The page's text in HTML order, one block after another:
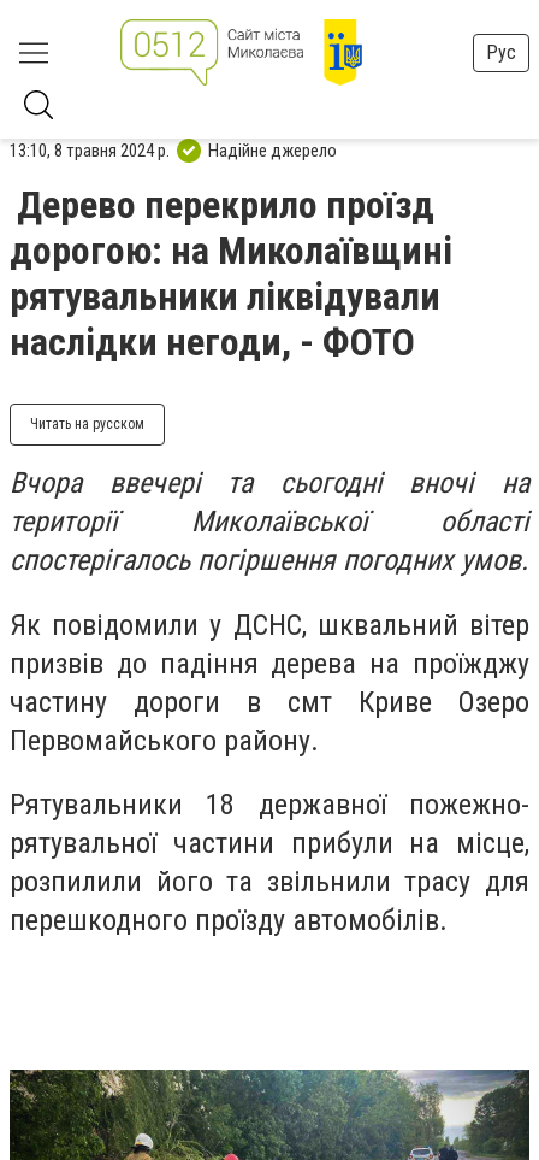
Рус
13:10, 8 травня 2024 р. Надійне джерело
Дерево перекрило проїзд
дорогою: на Миколаївщині
рятувальники ліквідували
наслідки негоди, - ФОТО
Читать на русском
Вчора ввечері та сьогодні вночі на
території Миколаївської області
спостерігалось погіршення погодних умов.
Як повідомили у ДСНС, шквальний вітер
призвів до падіння дерева на проїжджу
частину дороги в смт Криве Озеро
Первомайського району.
Рятувальники 18 державної пожежно-
рятувальної частини прибули на місце,
розпилили його та звільнили трасу для
перешкодного проїзду автомобілів.